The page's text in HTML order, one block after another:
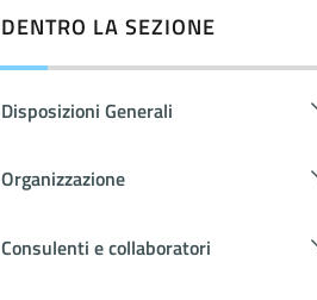
DENTRO LA SEZIONE
Disposizioni Generali
Organizzazione
Consulenti e collaboratori